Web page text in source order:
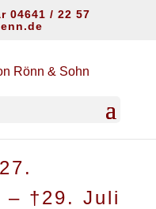
04641 / 22 57
– †29. Juli